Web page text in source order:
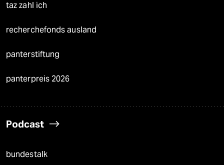
taz zahl ich
recherchefonds ausland
panterstiftung
panterpreis 2026
Podcast
bundestalk